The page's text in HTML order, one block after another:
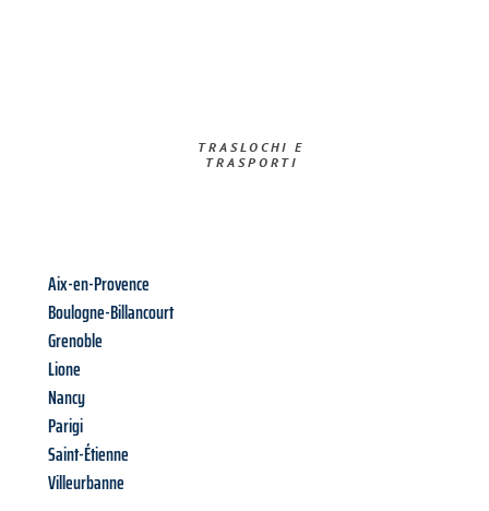
TRASLOCHI E
TRASPORTI​
Aix-en-Provence
Boulogne-Billancourt
Grenoble
Lione
Nancy
Parigi
Saint-Étienne
Villeurbanne